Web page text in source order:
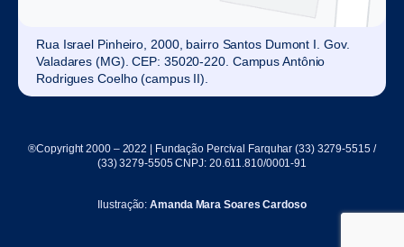
Rua Israel Pinheiro, 2000, bairro Santos Dumont I. Gov.
Valadares (MG). CEP: 35020-220. Campus Antônio
Rodrigues Coelho (campus II).
®Copyright 2000 – 2022 | Fundação Percival Farquhar (33) 3279-5515 /
(33) 3279-5505 CNPJ: 20.611.810/0001-91
Ilustração:Amanda Mara Soares Cardoso